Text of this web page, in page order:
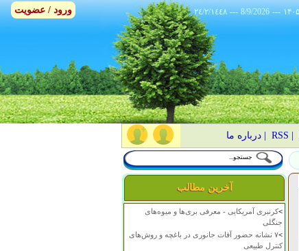
٢٤/٢/١٤٤٨ --- 8/9/2026 ---
RSS
|درباره ما
آخرین مطالب
>کرنبری آمریکایی - معرفی بری‌ها و میوه‌های
جنگلی
>
۷ نشانه حضور آفات جانوری در باغچه و روش‌های
کنترل طبیعی
ورود / عضویت